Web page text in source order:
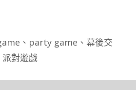
、 party game 、 幕後交
派對遊戲